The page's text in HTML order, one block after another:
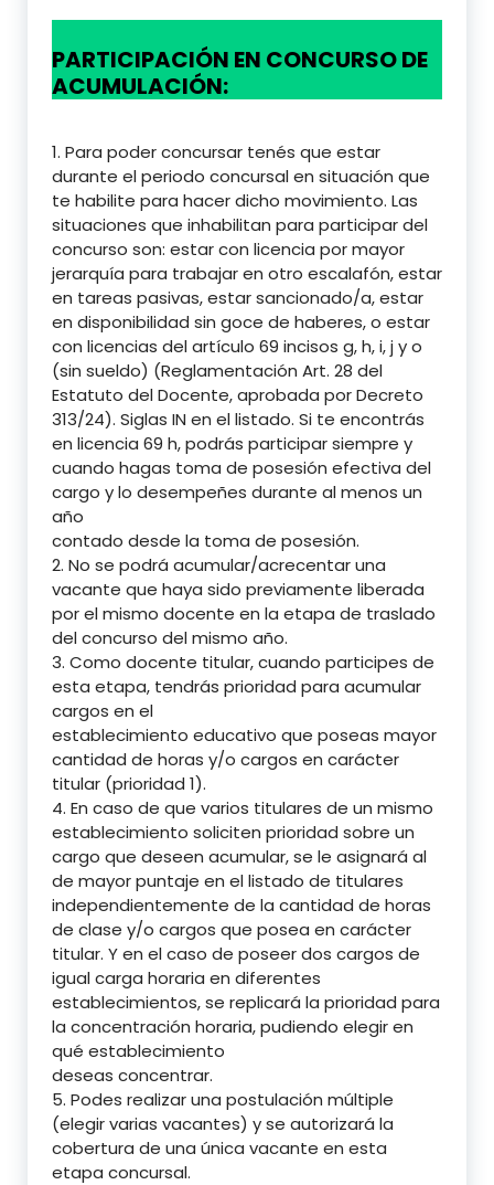
PARTICIPACIÓN EN CONCURSO DE
ACUMULACIÓN:
1. Para poder concursar tenés que estar
durante el periodo concursal en situación que
te habilite para hacer dicho movimiento. Las
situaciones que inhabilitan para participar del
concurso son: estar con licencia por mayor
jerarquía para trabajar en otro escalafón, estar
en tareas pasivas, estar sancionado/a, estar
en disponibilidad sin goce de haberes, o estar
con licencias del artículo 69 incisos g, h, i, j y o
(sin sueldo) (Reglamentación Art. 28 del
Estatuto del Docente, aprobada por Decreto
313/24). Siglas IN en el listado. Si te encontrás
en licencia 69 h, podrás participar siempre y
cuando hagas toma de posesión efectiva del
cargo y lo desempeñes durante al menos un
año
contado desde la toma de posesión.
2. No se podrá acumular/acrecentar una
vacante que haya sido previamente liberada
por el mismo docente en la etapa de traslado
del concurso del mismo año.
3. Como docente titular, cuando participes de
esta etapa, tendrás prioridad para acumular
cargos en el
establecimiento educativo que poseas mayor
cantidad de horas y/o cargos en carácter
titular (prioridad 1).
4. En caso de que varios titulares de un mismo
establecimiento soliciten prioridad sobre un
cargo que deseen acumular, se le asignará al
de mayor puntaje en el listado de titulares
independientemente de la cantidad de horas
de clase y/o cargos que posea en carácter
titular. Y en el caso de poseer dos cargos de
igual carga horaria en diferentes
establecimientos, se replicará la prioridad para
la concentración horaria, pudiendo elegir en
qué establecimiento
deseas concentrar.
5. Podes realizar una postulación múltiple
(elegir varias vacantes) y se autorizará la
cobertura de una única vacante en esta
etapa concursal.